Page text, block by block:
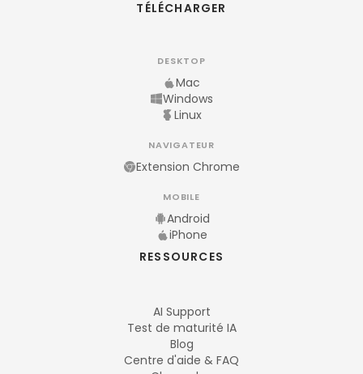
TÉLÉCHARGER
DESKTOP
Mac
Windows
Linux
NAVIGATEUR
Extension Chrome
MOBILE
Android
iPhone
RESSOURCES
AI Support
Test de maturité IA
Blog
Centre d'aide & FAQ